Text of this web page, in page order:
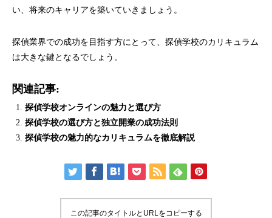
い、将来のキャリアを築いていきましょう。
探偵業界での成功を目指す方にとって、探偵学校のカリキュラム
は大きな鍵となるでしょう。
関連記事:
探偵学校オンラインの魅力と選び方
探偵学校の選び方と独立開業の成功法則
探偵学校の魅力的なカリキュラムを徹底解説
この記事のタイトルとURLをコピーする